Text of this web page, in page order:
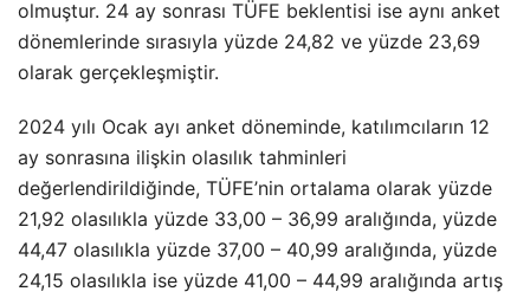
olmuştur. 24 ay sonrası TÜFE beklentisi ise aynı anket
dönemlerinde sırasıyla yüzde 24,82 ve yüzde 23,69
olarak gerçekleşmiştir.
2024 yılı Ocak ayı anket döneminde, katılımcıların 12
ay sonrasına ilişkin olasılık tahminleri
değerlendirildiğinde, TÜFE’nin ortalama olarak yüzde
21,92 olasılıkla yüzde 33,00 – 36,99 aralığında, yüzde
44,47 olasılıkla yüzde 37,00 – 40,99 aralığında, yüzde
24,15 olasılıkla ise yüzde 41,00 – 44,99 aralığında artış